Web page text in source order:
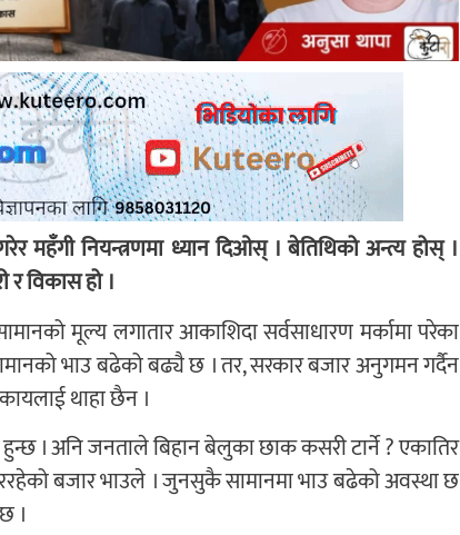
नियन्त्रणमा ध्यान दिओस् । बेतिथिको अन्त्य होस् ।
विकास हो ।
मूल्य लगातार आकाशिदा सर्वसाधारण मर्कामा परेका
भाउ बढेको बढ्यै छ । तर, सरकार बजार अनुगमन गर्दैन
थाहा छैन ।
। अनि जनताले बिहान बेलुका छाक कसरी टार्ने ? एकातिर
बजार भाउले । जुनसुकै सामानमा भाउ बढेको अवस्था छ
।